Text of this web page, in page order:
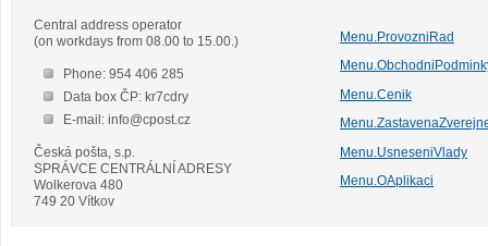
Central address operator
(on workdays from 08.00 to 15.00.)
Phone: 954 406 285
Data box ČP: kr7cdry
E-mail: info@cpost.cz
Česká pošta, s.p.
SPRÁVCE CENTRÁLNÍ ADRESY
Wolkerova 480
749 20 Vítkov
Menu.ProvozniRad
Menu.Cenik
Menu.UsneseniVlady
Menu.OAplikaci